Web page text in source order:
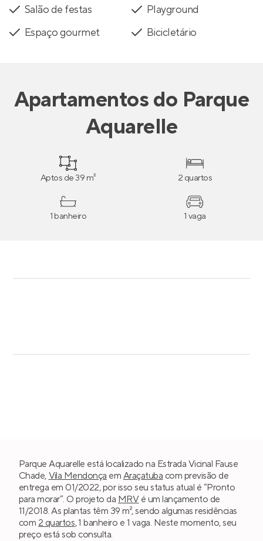
Salão de festas
Playground
Espaço gourmet
Bicicletário
Apartamentosdo Parque
Aquarelle
Aptos de 39 m² 2 quartos
1 banheiro 1 vaga
Parque Aquarelle está localizado na Estrada Vicinal Fause
Chade, Vila Mendonça em Araçatuba com previsão de
entrega em 01/2022, por isso seu status atual é “Pronto
para morar”. O projeto da MRVé um lançamento de
11/2018. As plantas têm 39 m², sendo algumas residências
com 2 quartos, 1 banheiro e 1 vaga. Neste momento, seu
preço está sob consulta.